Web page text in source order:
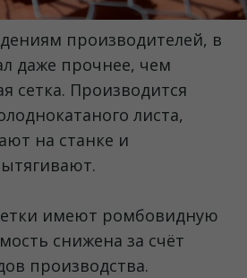
производителей, в
даже прочнее, чем
сетка. Производится
листа,
на станке и
имеют ромбовидную
снижена за счёт
производства.